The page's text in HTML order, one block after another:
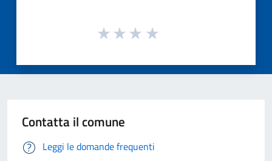
Contatta il comune
Leggi le domande frequenti